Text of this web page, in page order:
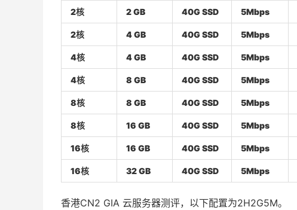
2核 2 GB 40G SSD 5Mbps
2核 4 GB 40G SSD 5Mbps
4核 4 GB 40G SSD 5Mbps
4核 8 GB 40G SSD 5Mbps
8核 8 GB 40G SSD 5Mbps
8核 16 GB 40G SSD 5Mbps
16核 16 GB 40G SSD 5Mbps
16核 32 GB 40G SSD 5Mbps
香港CN2 GIA 云服务器测评，以下配置为2H2G5M。